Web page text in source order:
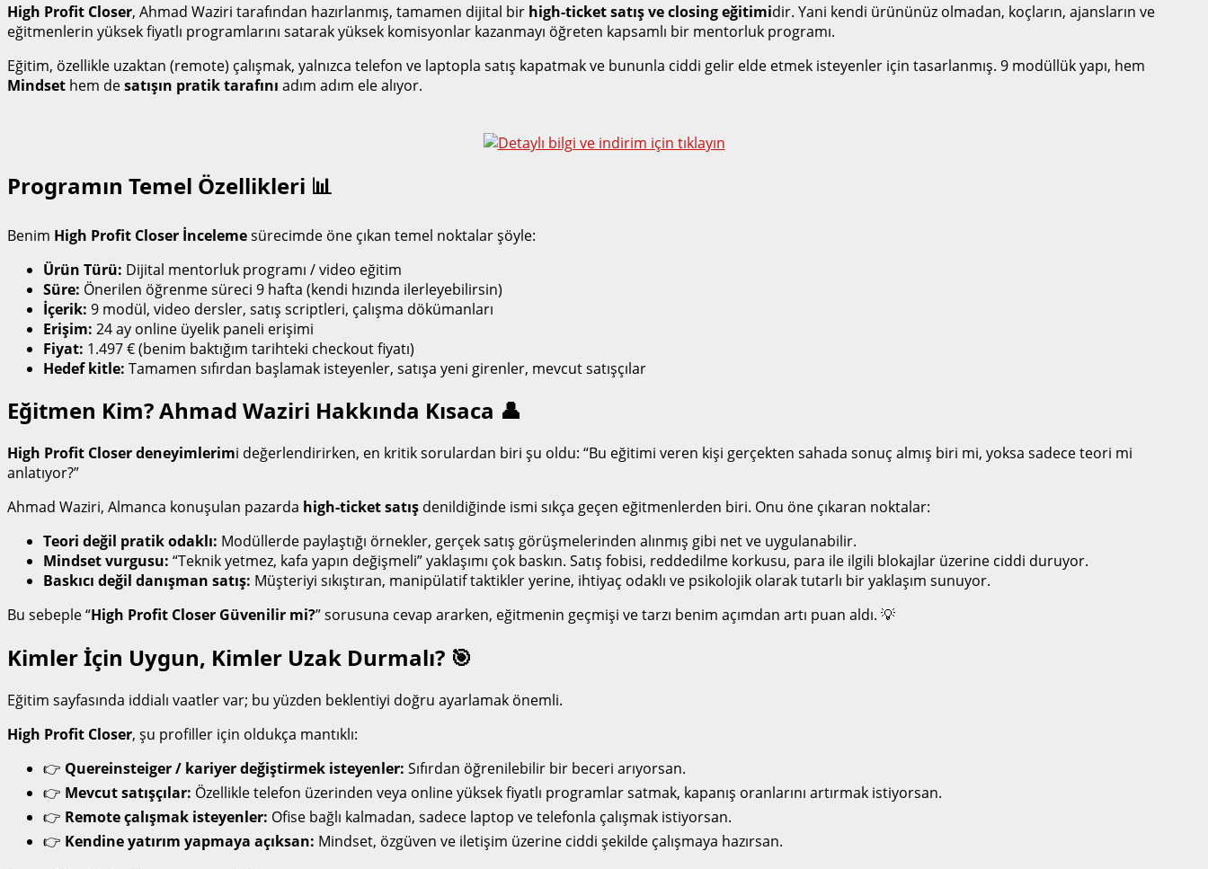
High Profit Closer, Ahmad Waziri tarafından hazırlanmış, tamamen dijital bir high-ticket satış ve closing eğitimidir. Yani kendi ürününüz olmadan, koçların, ajansların ve
eğitmenlerin yüksek fiyatlı programlarını satarak yüksek komisyonlar kazanmayı öğreten kapsamlı bir mentorluk programı.
Eğitim, özellikle uzaktan (remote) çalışmak, yalnızca telefon ve laptopla satış kapatmak ve bununla ciddi gelir elde etmek isteyenler için tasarlanmış. 9 modüllük yapı, hem
Mindset hem desatışın pratik tarafını adım adım ele alıyor.
Programın Temel Özellikleri 📊
Benim High Profit Closer İncelemesürecimde öne çıkan temel noktalar şöyle:
Ürün Türü: Dijital mentorluk programı / video eğitim
Süre: Önerilen öğrenme süreci 9 hafta (kendi hızında ilerleyebilirsin)
İçerik: 9 modül, video dersler, satış scriptleri, çalışma dökümanları
Erişim: 24 ay online üyelik paneli erişimi
Fiyat: 1.497 € (benim baktığım tarihteki checkout fiyatı)
Hedef kitle: Tamamen sıfırdan başlamak isteyenler, satışa yeni girenler, mevcut satışçılar
Eğitmen Kim? Ahmad Waziri Hakkında Kısaca 👤
High Profit Closer deneyimlerimi değerlendirirken, en kritik sorulardan biri şu oldu: “Bu eğitimi veren kişi gerçekten sahada sonuç almış biri mi, yoksa sadece teori mi
anlatıyor?”
Ahmad Waziri, Almanca konuşulan pazarda high-ticket satış denildiğinde ismi sıkça geçen eğitmenlerden biri. Onu öne çıkaran noktalar:
Teori değil pratik odaklı: Modüllerde paylaştığı örnekler, gerçek satış görüşmelerinden alınmış gibi net ve uygulanabilir.
Mindset vurgusu: “Teknik yetmez, kafa yapın değişmeli” yaklaşımı çok baskın. Satış fobisi, reddedilme korkusu, para ile ilgili blokajlar üzerine ciddi duruyor.
Baskıcı değil danışman satış: Müşteriyi sıkıştıran, manipülatif taktikler yerine, ihtiyaç odaklı ve psikolojik olarak tutarlı bir yaklaşım sunuyor.
Bu sebeple “High Profit Closer Güvenilir mi?” sorusuna cevap ararken, eğitmenin geçmişi ve tarzı benim açımdan artı puan aldı. 💡
Kimler İçin Uygun, Kimler Uzak Durmalı? 🎯
Eğitim sayfasında iddialı vaatler var; bu yüzden beklentiyi doğru ayarlamak önemli.
High Profit Closer, şu profiller için oldukça mantıklı:
👉 Quereinsteiger / kariyer değiştirmek isteyenler: Sıfırdan öğrenilebilir bir beceri arıyorsan.
👉 Mevcut satışçılar: Özellikle telefon üzerinden veya online yüksek fiyatlı programlar satmak, kapanış oranlarını artırmak istiyorsan.
👉 Remote çalışmak isteyenler: Ofise bağlı kalmadan, sadece laptop ve telefonla çalışmak istiyorsan.
👉 Kendine yatırım yapmaya açıksan: Mindset, özgüven ve iletişim üzerine ciddi şekilde çalışmaya hazırsan.